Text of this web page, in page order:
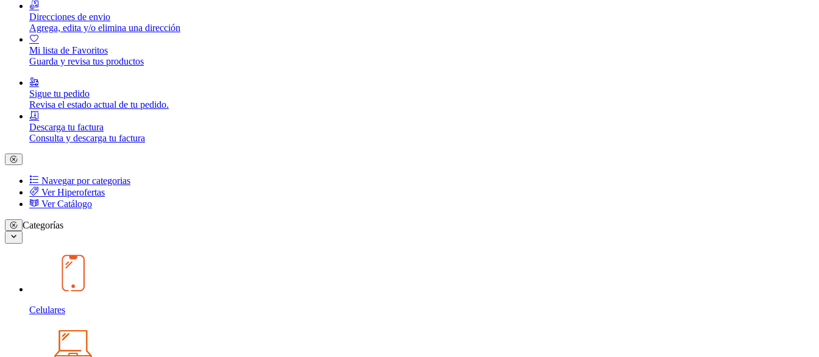
Direcciones de envio
Agrega, edita y/o elimina una dirección
Mi lista de Favoritos
Guarda y revisa tus productos
Sigue tu pedido
Revisa el estado actual de tu pedido.
Descarga tu factura
Consulta y descarga tu factura
Navegar por categorias
Ver Hiperofertas
Ver Catálogo
Categorías
Celulares